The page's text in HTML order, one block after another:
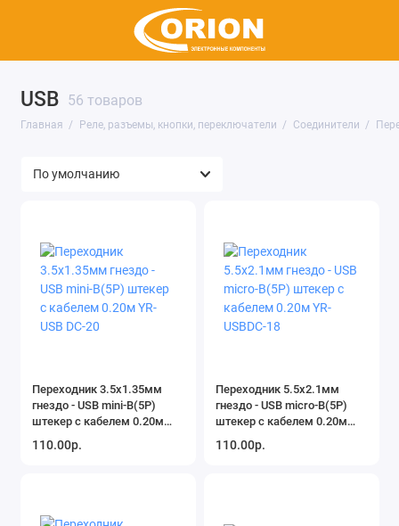
USB 56 товаров
Главная Реле, разъемы, кнопки, переключатели Соединители
Коммутация
Показать все
Переходник 3.5х1.35мм
гнездо - USB mini-B(5P)
штекер с кабелем 0.20м
110.00р.
Переходник 5.5х2.1мм
гнездо - USB micro-B(5P)
штекер с кабелем 0.20м
110.00р.